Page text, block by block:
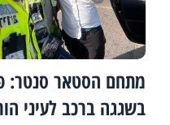
מתחם הסטאר סנטר:
בשגגה ברכב לעיני